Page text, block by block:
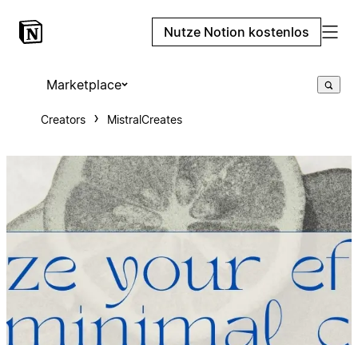
Nutze Notion kostenlos
Marketplace
Creators MistralCreates